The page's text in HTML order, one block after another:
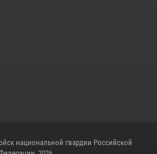
национальной гвардии Российской